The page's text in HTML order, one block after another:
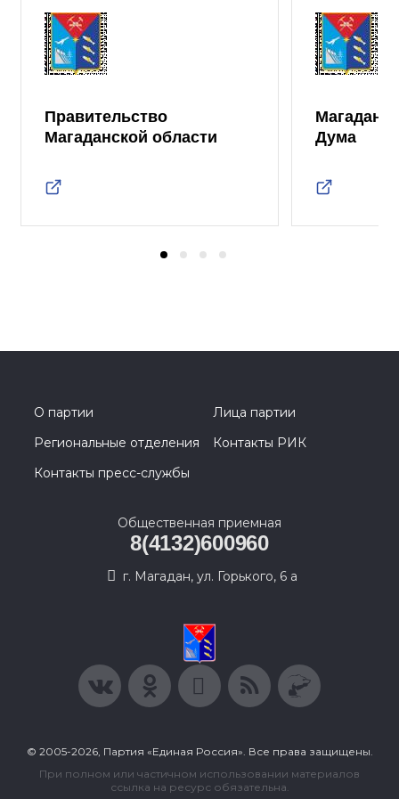
Правительство
Магаданской области
Дума
О партии
Лица партии
Региональные отделения
Контакты РИК
Контакты пресс-службы
Общественная приемная
8(4132)600960
г. Магадан, ул. Горького, 6 а
© 2005-2026, Партия «Единая Россия». Все права защищены.
При полном или частичном использовании материалов
ссылка на ресурс обязательна.